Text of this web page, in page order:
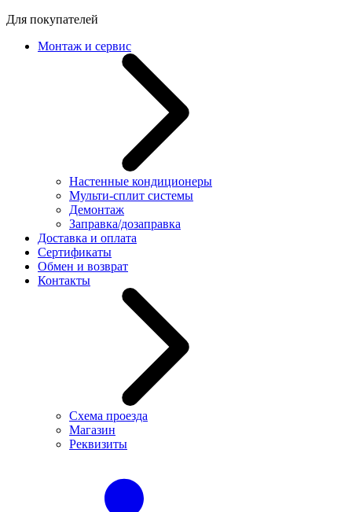
Для покупателей
Монтаж и сервис
Настенные кондиционеры
Мульти-сплит системы
Демонтаж
Заправка/дозаправка
Доставка и оплата
Сертификаты
Обмен и возврат
Контакты
Схема проезда
Магазин
Реквизиты